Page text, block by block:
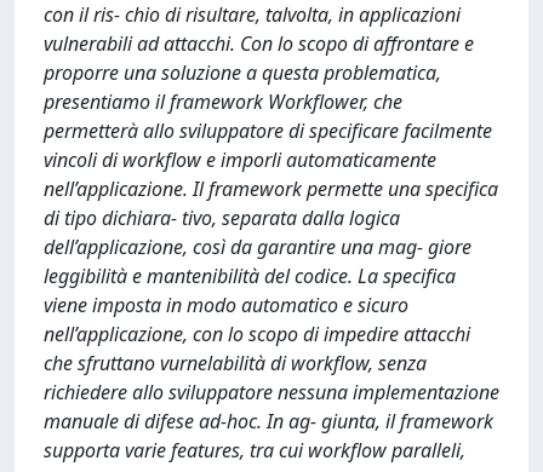
con il ris- chio di risultare, talvolta, in applicazioni
vulnerabili ad attacchi. Con lo scopo di affrontare e
proporre una soluzione a questa problematica,
presentiamo il framework Workflower, che
permetterà allo sviluppatore di specificare facilmente
vincoli di workflow e imporli automaticamente
nell’applicazione. Il framework permette una specifica
di tipo dichiara- tivo, separata dalla logica
dell’applicazione, così da garantire una mag- giore
leggibilità e mantenibilità del codice. La specifica
viene imposta in modo automatico e sicuro
nell’applicazione, con lo scopo di impedire attacchi
che sfruttano vurnelabilità di workflow, senza
richiedere allo sviluppatore nessuna implementazione
manuale di difese ad-hoc. In ag- giunta, il framework
supporta varie features, tra cui workflow paralleli,